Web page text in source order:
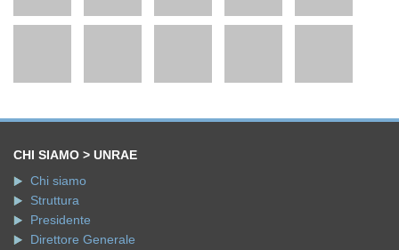
CHI SIAMO > UNRAE
Chi siamo
Struttura
Presidente
Direttore Generale